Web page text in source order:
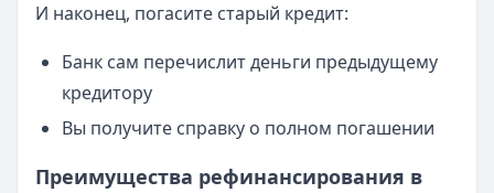
И наконец, погасите старый кредит:
Банк сам перечислит деньги предыдущему
кредитору
Вы получите справку о полном погашении
Преимущества рефинансирования в